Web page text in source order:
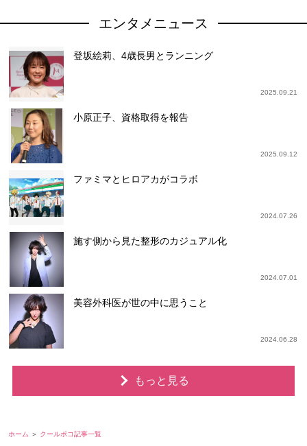
エンタメニュース
登坂絵莉、4歳長男とランニング
2025.09.21
小原正子、資格取得を報告
2025.09.12
ファミマとヒロアカがコラボ
2024.07.26
施す側から見た整形のカジュアル化
2024.07.01
美容外科医が世の中に思うこと
2024.06.28
もっと見る
ホーム クールポコ記事一覧